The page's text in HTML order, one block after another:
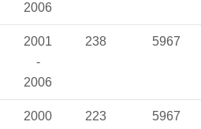
2006
2001
-
2006
238 5967
2000
223 5967